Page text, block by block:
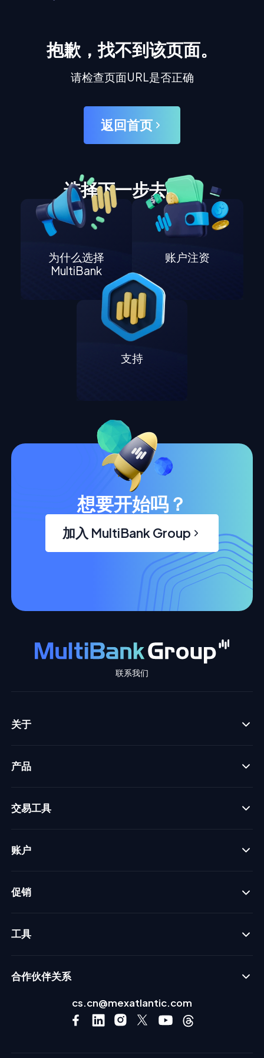
抱歉，找不到该页面。
请检查页面URL是否正确
返回首页
选择下一步去哪里
为什么选择
MultiBank
账户注资
支持
想要开始吗？
加入 MultiBank Group
联系我们
关于
产品
交易工具
账户
促销
工具
合作伙伴关系
cs.cn@mexatlantic.com